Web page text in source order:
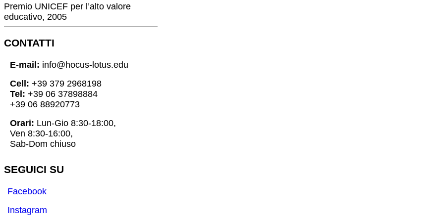
Premio UNICEF per l’alto valore
educativo, 2005
CONTATTI
E-mail: info@hocus-lotus.edu
Cell: +39 379 2968198
Tel: +39 06 37898884
+39 06 88920773
Orari: Lun-Gio 8:30-18:00,
Ven 8:30-16:00,
Sab-Dom chiuso
SEGUICI SU
Facebook
Instagram